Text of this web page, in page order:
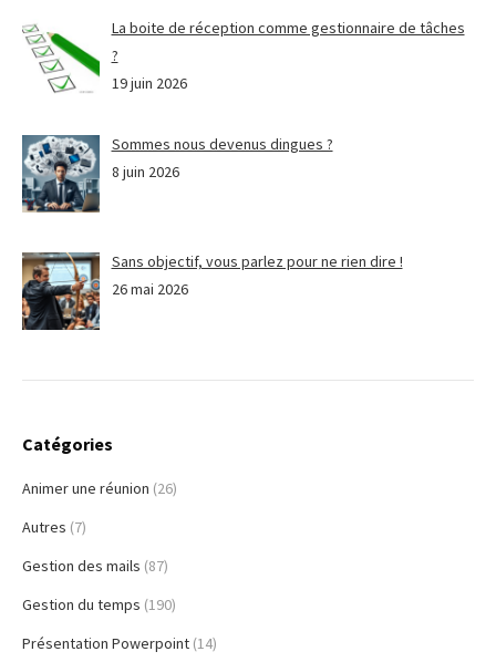
La boite de réception comme gestionnaire de tâches
?
19 juin 2026
Sommes nous devenus dingues ?
8 juin 2026
Sans objectif, vous parlez pour ne rien dire !
26 mai 2026
Catégories
Animer une réunion (26)
Autres (7)
Gestion des mails (87)
Gestion du temps (190)
Présentation Powerpoint (14)